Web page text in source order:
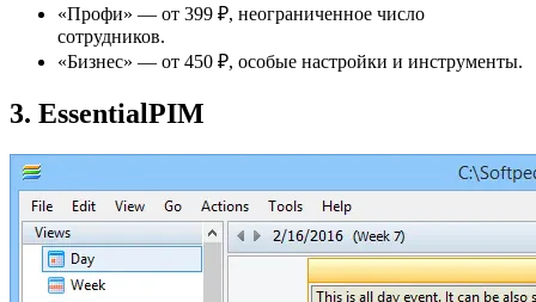
«Профи» — от 399 ₽, неограниченное число
сотрудников.
«Бизнес» — от 450 ₽, особые настройки и инструменты.
3. EssentialPIM